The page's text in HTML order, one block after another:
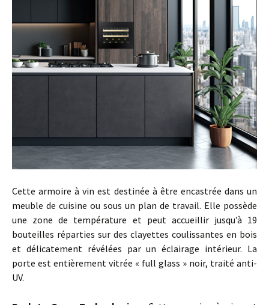
Cette armoire à vin est destinée à être encastrée dans un
meuble de cuisine ou sous un plan de travail. Elle possède
une zone de température et peut accueillir jusqu’à 19
bouteilles réparties sur des clayettes coulissantes en bois
et délicatement révélées par un éclairage intérieur. La
porte est entièrement vitrée « full glass » noir, traité anti-
UV.